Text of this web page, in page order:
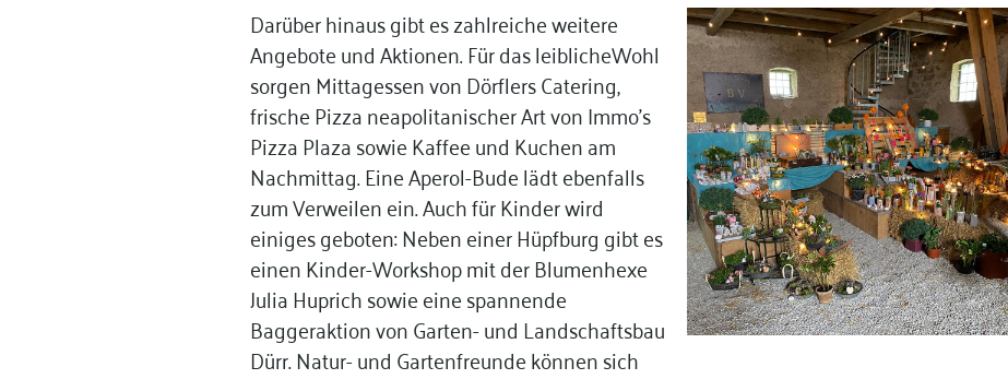
Darüber hinaus gibt es zahlreiche weitere
Angebote und Aktionen. Für das leiblicheWohl
sorgen Mittagessen von Dörflers Catering,
frische Pizza neapolitanischer Art von Immo’s
Pizza Plaza sowie Kaffee und Kuchen am
Nachmittag. Eine Aperol-Bude lädt ebenfalls
zum Verweilen ein. Auch für Kinder wird
einiges geboten: Neben einer Hüpfburg gibt es
einen Kinder-Workshop mit der Blumenhexe
Julia Huprich sowie eine spannende
Baggeraktion von Garten- und Landschaftsbau
Dürr. Natur- und Gartenfreunde können sich